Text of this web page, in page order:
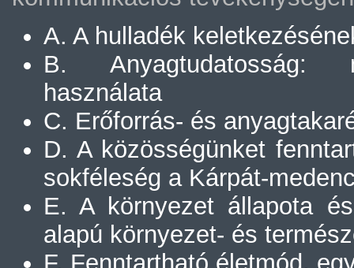
A. A hulladék
B. Anyagtudatosság:
használata
C. Erőforrás- és
D. A közösségünket
sokféleség a Kárpát-
E. A környezet állapota
alapú környezet- és